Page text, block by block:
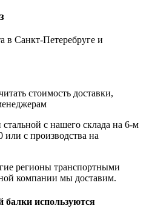
в Санкт-Петеребруге и
стоимость доставки,
с нашего склада на 6-м
или с производства на
регионы транспортными
компании мы доставим.
балки используются